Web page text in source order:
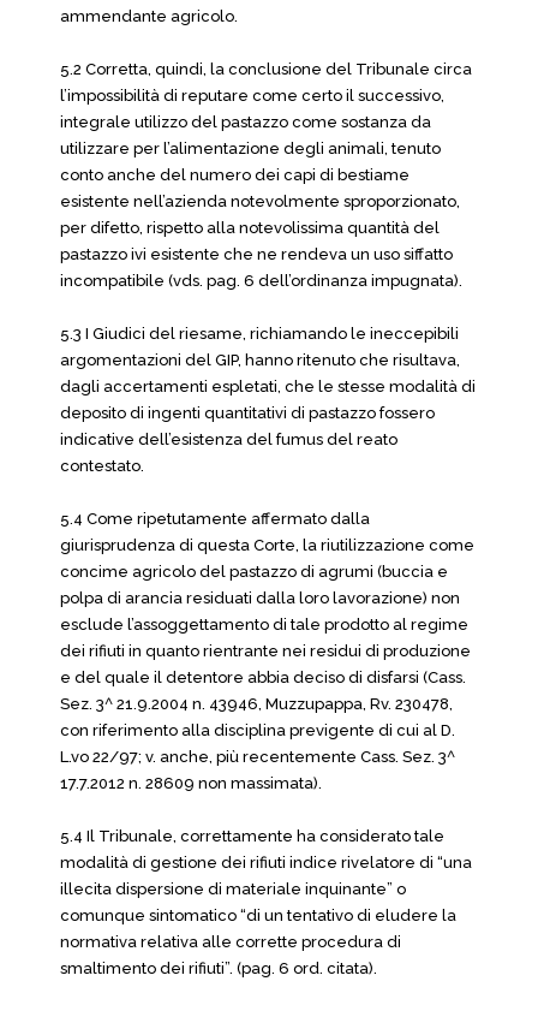
ammendante agricolo.
5.2 Corretta, quindi, la conclusione del Tribunale circa
l’impossibilità di reputare come certo il successivo,
integrale utilizzo del pastazzo come sostanza da
utilizzare per l’alimentazione degli animali, tenuto
conto anche del numero dei capi di bestiame
esistente nell’azienda notevolmente sproporzionato,
per difetto, rispetto alla notevolissima quantità del
pastazzo ivi esistente che ne rendeva un uso siffatto
incompatibile (vds. pag. 6 dell’ordinanza impugnata).
5.3 I Giudici del riesame, richiamando le ineccepibili
argomentazioni del GIP, hanno ritenuto che risultava,
dagli accertamenti espletati, che le stesse modalità di
deposito di ingenti quantitativi di pastazzo fossero
indicative dell’esistenza del fumus del reato
contestato.
5.4 Come ripetutamente affermato dalla
giurisprudenza di questa Corte, la riutilizzazione come
concime agricolo del pastazzo di agrumi (buccia e
polpa di arancia residuati dalla loro lavorazione) non
esclude l’assoggettamento di tale prodotto al regime
dei rifiuti in quanto rientrante nei residui di produzione
e del quale il detentore abbia deciso di disfarsi (Cass.
Sez. 3^ 21.9.2004 n. 43946, Muzzupappa, Rv. 230478,
con riferimento alla disciplina previgente di cui al D.
L.vo 22/97; v. anche, più recentemente Cass. Sez. 3^
17.7.2012 n. 28609 non massimata).
5.4 Il Tribunale, correttamente ha considerato tale
modalità di gestione dei rifiuti indice rivelatore di “una
illecita dispersione di materiale inquinante” o
comunque sintomatico “di un tentativo di eludere la
normativa relativa alle corrette procedura di
smaltimento dei rifiuti”. (pag. 6 ord. citata).